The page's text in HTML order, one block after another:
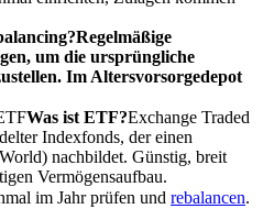
Regelmäßige
um die ursprüngliche
Im Altersvorsorgedepot
Was ist ETF?Exchange Traded
Indexfonds, der einen
nachbildet. Günstig, breit
Vermögensaufbau.
im Jahr prüfen und rebalancen.